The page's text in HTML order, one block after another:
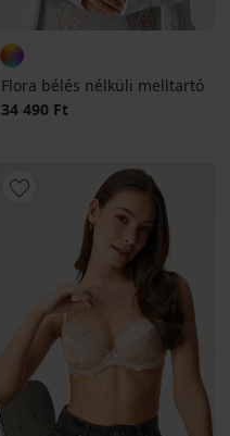
Flora bélés nélküli melltartó
34 490 Ft